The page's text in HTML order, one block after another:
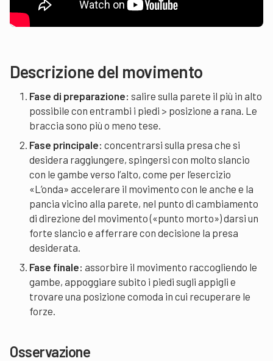
Descrizione del movimento
Fase di preparazione: salire sulla parete il più in alto
possibile con entrambi i piedi > posizione a rana. Le
braccia sono più o meno tese.
Fase principale: concentrarsi sulla presa che si
desidera raggiungere, spingersi con molto slancio
con le gambe verso l’alto, come per l’esercizio
«L’onda» accelerare il movimento con le anche e la
pancia vicino alla parete, nel punto di cambiamento
di direzione del movimento («punto morto») darsi un
forte slancio e afferrare con decisione la presa
desiderata.
Fase finale: assorbire il movimento raccogliendo le
gambe, appoggiare subito i piedi sugli appigli e
trovare una posizione comoda in cui recuperare le
forze.
Osservazione